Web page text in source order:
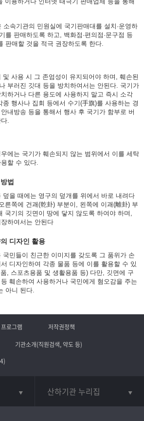
소속기관의 민원실에 국기판매대를 설치·운영하
를 판매하도록 하고, 백화점·편의점·문구점 등
판매할 것을 적극 권장하도록 한다.
및 사용 시 그 존엄성이 유지되어야 하며, 훼손된
부러진 깃대 등을 방치하여서는 안된다. 국기가
하거나 다른 용도에 사용하지 말고 즉시 소각
종 행사나 집회 등에서 수기(手旗)를 사용하는 경
내방송 등을 통해서 행사 후 국기가 함부로 버
.
에는 국기가 훼손되지 않는 범위에서 이를 세탁
할 수 있다.
법
덮을 때에는 영구의 덮개를 위에서 바로 내려다
른쪽에 건괘(乾卦) 부분이, 왼쪽에 이괘(離卦) 부
국기의 깃면이 땅에 닿지 않도록 하여야 하며,
하여서는 안된다
디자인 활용
국민들이 친근한 이미지를 갖도록 그 품위가 손
디자인하여 각종 물품 등에 이를 활용할 수 있
, 스포츠용품 및 생활용품 등) 다만, 깃면에 구
훼손하여 사용하거나 국민에게 혐오감을 주는
아니 된다.
로그램 저작권정책
기관소개(직원검색, 약도 등)
산하기관 누리집